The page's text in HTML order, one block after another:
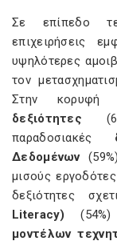
Σε επίπεδο
επιχειρήσεις
υψηλότερες
τον
Στην κορυφή
δεξιότητες
παραδοσιακές
Δεδομένων
μισούς
δεξιότητες
Literacy)
μοντέλων